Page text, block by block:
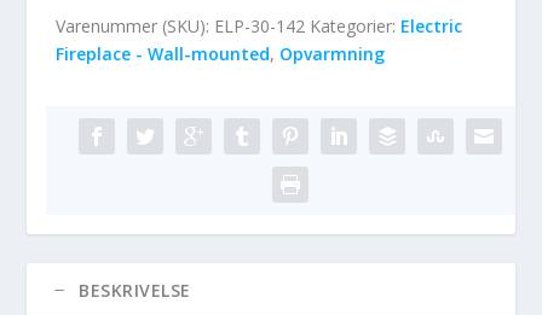
Varenummer (SKU): ELP-30-142 Kategorier: Electric
Fireplace - Wall-mounted, Opvarmning
BESKRIVELSE